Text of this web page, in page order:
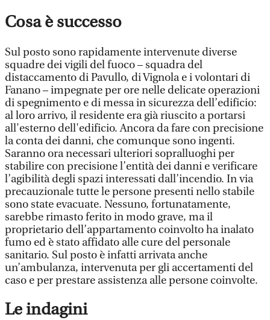
Cosa è successo
Sul posto sono rapidamente intervenute diverse
squadre dei vigili del fuoco – squadra del
distaccamento di Pavullo, di Vignola e i volontari di
Fanano – impegnate per ore nelle delicate operazioni
di spegnimento e di messa in sicurezza dell’edificio:
al loro arrivo, il residente era già riuscito a portarsi
all'esterno dell'edificio. Ancora da fare con precisione
la conta dei danni, che comunque sono ingenti.
Saranno ora necessari ulteriori sopralluoghi per
stabilire con precisione l’entità dei danni e verificare
l’agibilità degli spazi interessati dall’incendio. In via
precauzionale tutte le persone presenti nello stabile
sono state evacuate. Nessuno, fortunatamente,
sarebbe rimasto ferito in modo grave, ma il
proprietario dell’appartamento coinvolto ha inalato
fumo ed è stato affidato alle cure del personale
sanitario. Sul posto è infatti arrivata anche
un’ambulanza, intervenuta per gli accertamenti del
caso e per prestare assistenza alle persone coinvolte.
Le indagini